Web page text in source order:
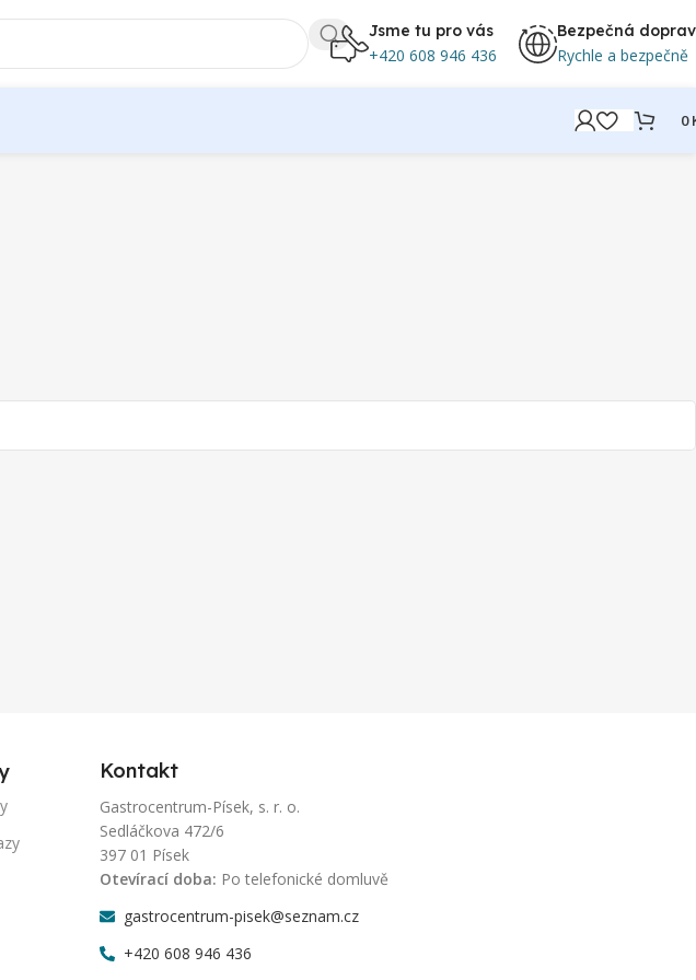
Jsme tu pro vás
+420 608 946 436
Bezpečná
Rychle a bezpečně
0
Kontakt
Gastrocentrum-Písek, s. r. o.
Sedláčkova 472/6
397 01 Písek
Otevírací doba: Po telefonické domluvě
gastrocentrum-pisek@seznam.cz
+420 608 946 436